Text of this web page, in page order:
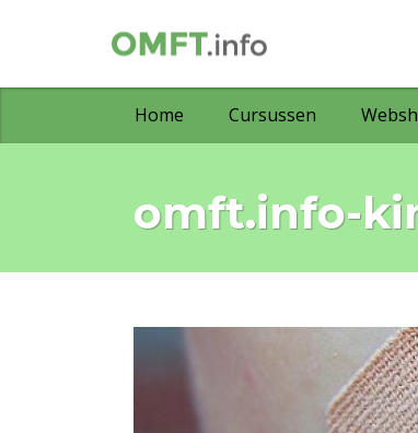
Home Cursussen
omft.info-